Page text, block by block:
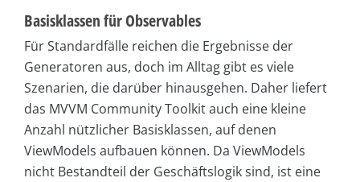
Basisklassen für Observables
Für Standardfälle reichen die Ergebnisse der
Generatoren aus, doch im Alltag gibt es viele
Szenarien, die darüber hinausgehen. Daher liefert
das MVVM Community Toolkit auch eine kleine
Anzahl nützlicher Basisklassen, auf denen
ViewModels aufbauen können. Da ViewModels
nicht Bestandteil der Geschäftslogik sind, ist eine